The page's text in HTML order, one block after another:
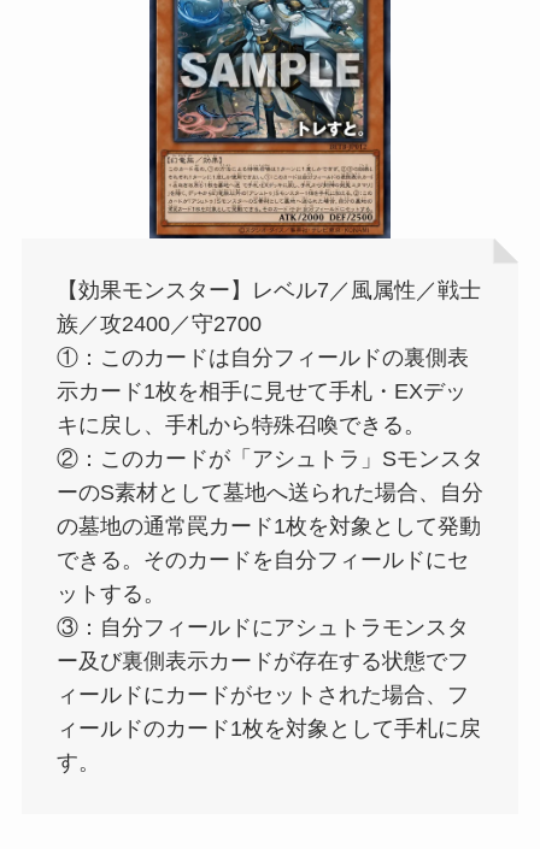
【効果モンスター】レベル7／風属性／戦士
族／攻2400／守2700
①：このカードは自分フィールドの裏側表
示カード1枚を相手に見せて手札・EXデッ
キに戻し、手札から特殊召喚できる。
②：このカードが「アシュトラ」Sモンスタ
ーのS素材として墓地へ送られた場合、自分
の墓地の通常罠カード1枚を対象として発動
できる。そのカードを自分フィールドにセ
ットする。
③：自分フィールドにアシュトラモンスタ
ー及び裏側表示カードが存在する状態でフ
ィールドにカードがセットされた場合、フ
ィールドのカード1枚を対象として手札に戻
す。